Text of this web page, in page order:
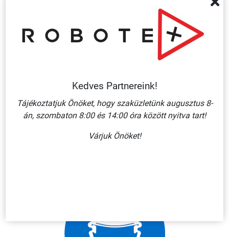
CSÚSZÁSMENTESÍTETT PADLÓRA RAGASZTHATÓ
PIKTOGRAM RÁLÉPNI TILOS! 300 MM ÁTMÉRŐ
4 180 Ft + ÁFA
Kedves Partnereink!
Tájékoztatjuk Önöket, hogy szaküzletünk augusztus 8-
án, szombaton 8:00 és 14:00 óra között nyitva tart!
Várjuk Önöket!